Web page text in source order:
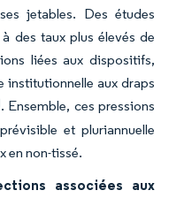
jetables. Des études
des taux plus élevés de
liées aux dispositifs,
institutionnelle aux draps
. Ensemble, ces pressions
et pluriannuelle
en non-tissé.
associées aux